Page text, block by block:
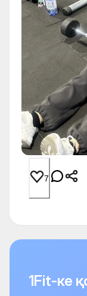
7
1Fit-ке